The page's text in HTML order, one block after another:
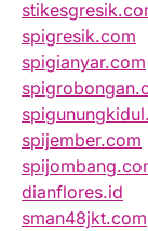
spigresik.com
spigianyar.com
spijember.com
dianflores.id
sman48jkt.com